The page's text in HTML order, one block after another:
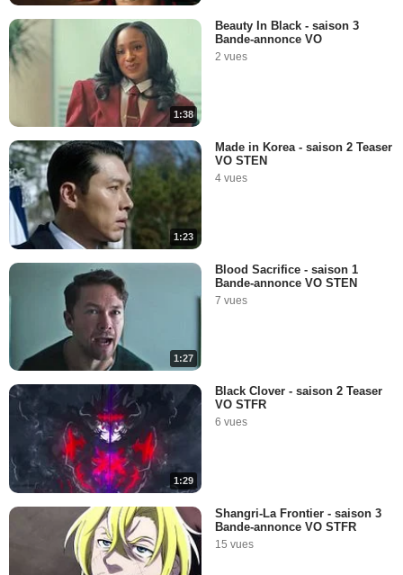
1:38
Beauty In Black - saison 3
Bande-annonce VO
2 vues
1:23
Made in Korea - saison 2 Teaser
VO STEN
4 vues
1:27
Blood Sacrifice - saison 1
Bande-annonce VO STEN
7 vues
1:29
Black Clover - saison 2 Teaser
VO STFR
6 vues
Shangri-La Frontier - saison 3
Bande-annonce VO STFR
15 vues